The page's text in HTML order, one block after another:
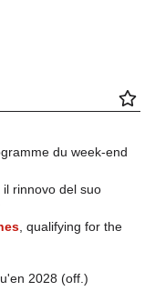
du week-end
il rinnovo del suo
, qualifying for the
2028 (off.)